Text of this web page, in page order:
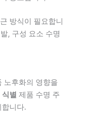
방식이 필요합니
, 구성 요소 수명
노후화의 영향을
별 제품 수명 주
니다.